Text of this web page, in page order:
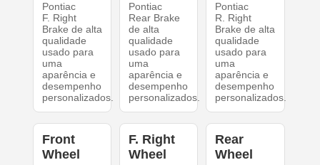
Pontiac
F. Right
Brake de alta
qualidade
usado para
uma
aparência e
desempenho
personalizados.
Pontiac
Rear Brake
de alta
qualidade
usado para
uma
aparência e
desempenho
personalizados.
Pontiac
R. Right
Brake de alta
qualidade
usado para
uma
aparência e
desempenho
personalizados.
Front
Wheel
F. Right
Wheel
Rear
Wheel